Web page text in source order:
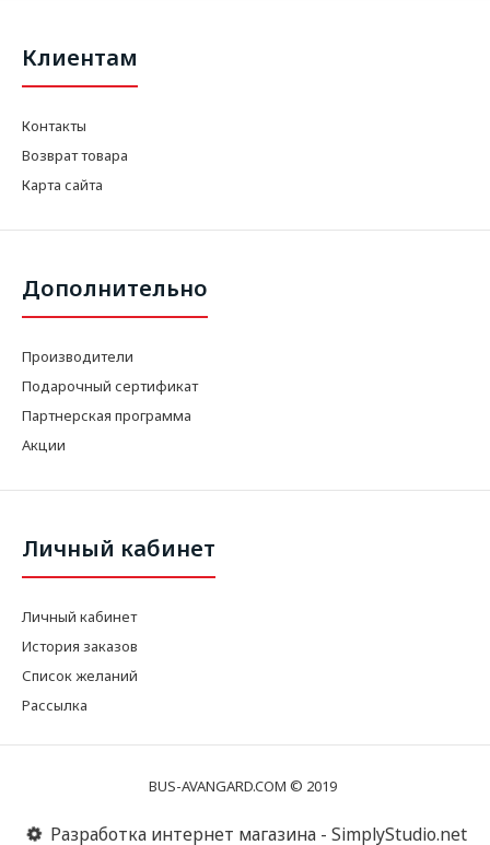
Клиентам
Контакты
Возврат товара
Карта сайта
Дополнительно
Производители
Подарочный сертификат
Партнерская программа
Акции
Личный кабинет
Личный кабинет
История заказов
Список желаний
Рассылка
BUS-AVANGARD.COM © 2019
Разработка интернет магазина - SimplyStudio.net